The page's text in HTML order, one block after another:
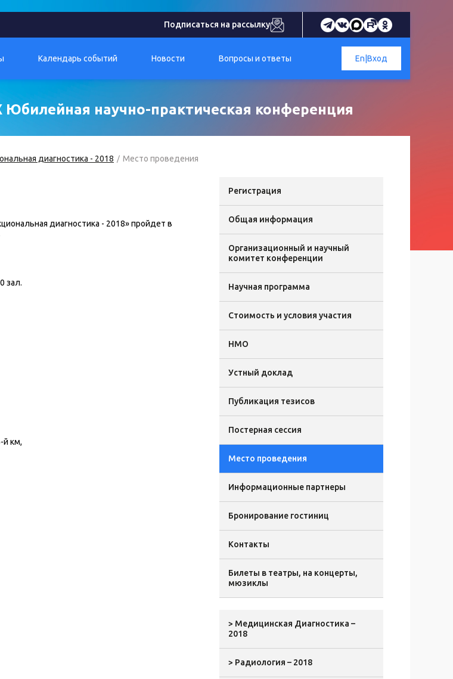
Подписаться на рассылку
Календарь событий Новости Вопросы и ответы Вход
En
Юбилейная научно-практическая конференция
диагностика - 2018 Место проведения
диагностика - 2018» пройдет в
зал.
й км,
Регистрация
Общая информация
Организационный и научный
комитет конференции
Научная программа
Стоимость и условия участия
НМО
Устный доклад
Публикация тезисов
Постерная сессия
Место проведения
Информационные партнеры
Бронирование гостиниц
Контакты
Билеты в театры, на концерты,
мюзиклы
> Медицинская Диагностика –
2018
> Радиология – 2018